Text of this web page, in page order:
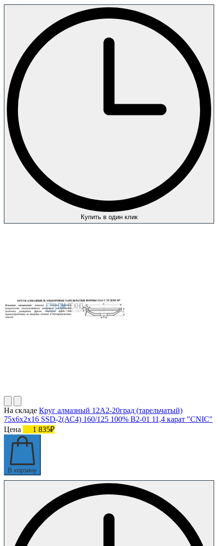
Купить в один клик
На складе Круг алмазный 12А2-20град (тарельчатый)
75х6х2х16 SSD-2(АС4) 160/125 100% В2-01 11,4 карат "CNIC"
Цена
1 835₽
В корзину